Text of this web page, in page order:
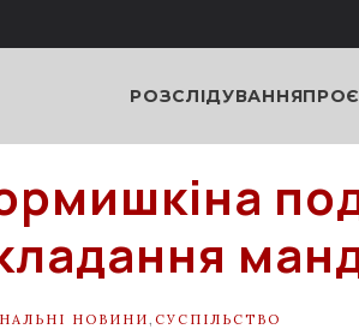
РОЗСЛІДУВАННЯ
НОВИНИ СУСПІЛЬСТВО